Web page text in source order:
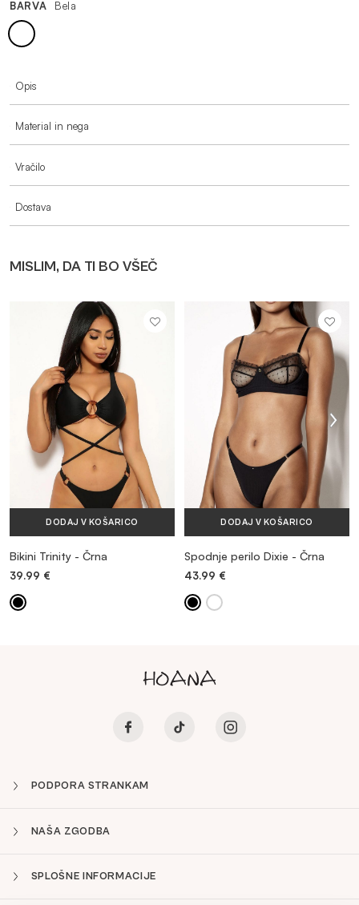
BARVA Bela
Opis
Material in nega
Vračilo
Dostava
MISLIM, DA TI BO VŠEČ
DODAJ V KOŠARICO
Bikini Trinity - Črna
39.99 €
DODAJ V KOŠARICO
Spodnje perilo Dixie - Črna
43.99 €
PODPORA STRANKAM
NAŠA ZGODBA
SPLOŠNE INFORMACIJE